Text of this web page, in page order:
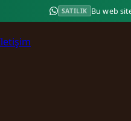
SATILIK Bu web